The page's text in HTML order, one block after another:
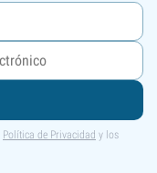
Política de Privacidad y los